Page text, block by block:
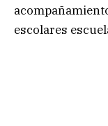
escolares